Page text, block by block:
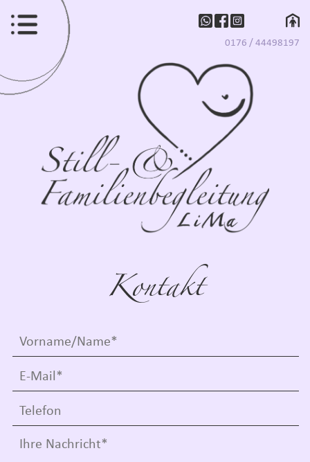
0176 / 44498197
Kontakt